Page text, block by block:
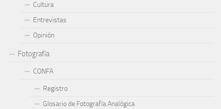
Cultura
Entrevistas
Opinión
Fotografía
CONFA
Registro
Glosario de Fotografía Analógica